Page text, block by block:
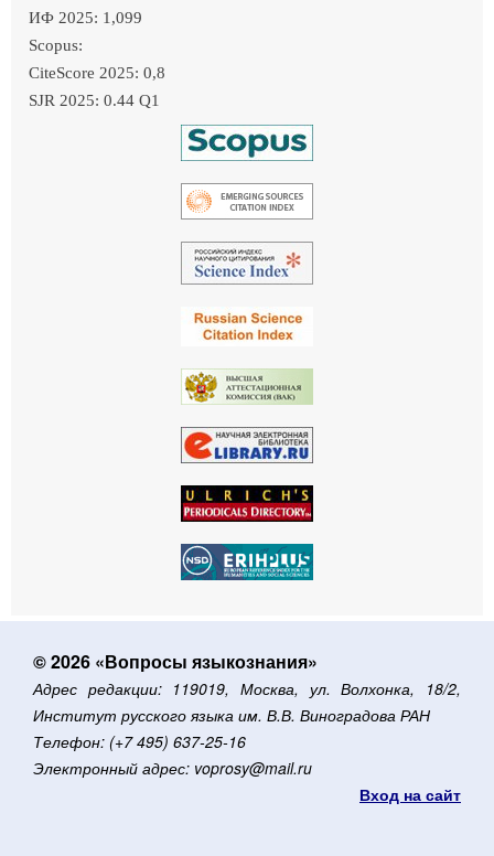
ИФ 2025: 1,099
Scopus:
CiteScore 2025: 0,8
SJR 2025: 0.44 Q1
© 2026 «Вопросы языкознания»
Адрес редакции: 119019, Москва, ул. Волхонка, 18/2,
Институт русского языка им. В.В. Виноградова РАН
Телефон: (+7 495) 637-25-16
Электронный адрес: voprosy@mail.ru
Вход на сайт